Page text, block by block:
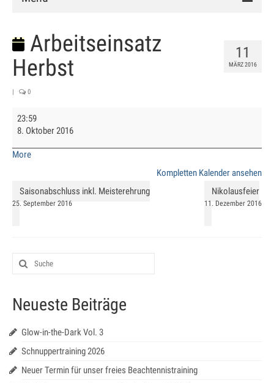
Verein
Vorstand
Satzung
Anlage
Hallenbuchung
Schnuppertraining
Mannschaftstraining
Medenspiele 2025
Jugendmannschaften – in Bearbeitung
11
MÄRZ 2016
Arbeitseinsatz
Herbst
| 0
Arbeitseinsatz
Herbst
23:59
8. Oktober 2016
Moreabout
Kompletten Kalender ansehen
Saisonabschluss inkl. Meisterehrung
25. September 2016
Nikolausfeier
11. Dezember 2016
Neueste Beiträge
Glow-in-the-Dark Vol. 3
Schnuppertraining 2026
Neuer Termin für unser freies Beachtennistraining